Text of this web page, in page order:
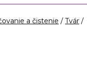
a čistenie Tvár